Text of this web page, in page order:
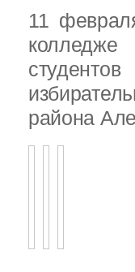
11
колледже
района